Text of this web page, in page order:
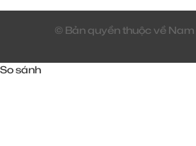
© Bản quyền thuộc về Nam
So sánh